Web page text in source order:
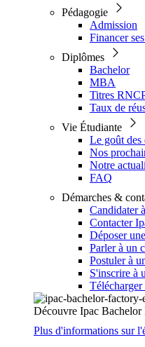
Pédagogie
Admission
Financer
Diplômes
Bachelor
MBA
Titres
Taux de
Vie Étudiante
Le goût des
Nos
Notre
FAQ
Démarches &
Candidater
Contacter
Déposer
Parler à un
Postuler à
S'inscrire à
Découvre Ipac Bachelor
Plus d'informations sur